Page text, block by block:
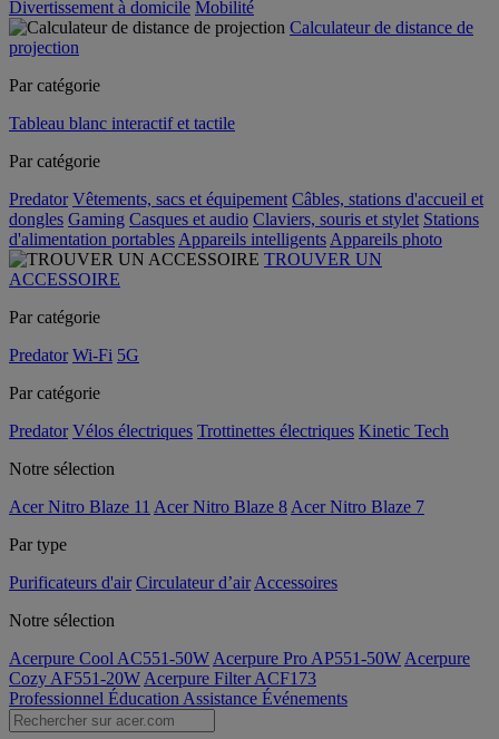
Divertissement à domicile Mobilité
Calculateur de distance de
projection
Par catégorie
Tableau blanc interactif et tactile
Par catégorie
Predator Vêtements, sacs et équipement Câbles, stations d'accueil et
dongles Gaming Casques et audio Claviers, souris et stylet Stations
d'alimentation portables Appareils intelligents Appareils photo
TROUVER UN
ACCESSOIRE
Par catégorie
Predator Wi-Fi 5G
Par catégorie
Predator Vélos électriques Trottinettes électriques Kinetic Tech
Notre sélection
Acer Nitro Blaze 11 Acer Nitro Blaze 8 Acer Nitro Blaze 7
Par type
Purificateurs d'air Circulateur d’air Accessoires
Notre sélection
Acerpure Cool AC551-50W Acerpure Pro AP551-50W Acerpure
Cozy AF551-20W Acerpure Filter ACF173
Professionnel Éducation Assistance Événements